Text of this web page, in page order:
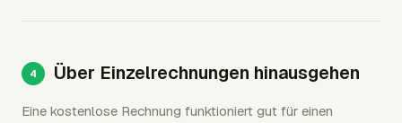
Über Einzelrechnungen hinausgehen
Eine kostenlose Rechnung funktioniert gut für einen